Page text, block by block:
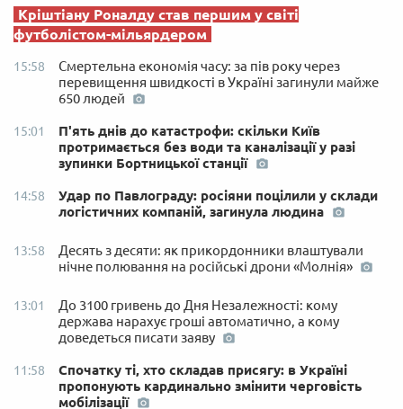
Кріштіану Роналду став першим у світі
футболістом-мільярдером
15:58
Смертельна економія часу: за пів року через
перевищення швидкості в Україні загинули майже
650 людей
15:01
П'ять днів до катастрофи: скільки Київ
протримається без води та каналізації у разі
зупинки Бортницької станції
14:58
Удар по Павлограду: росіяни поцілили у склади
логістичних компаній, загинула людина
13:58
Десять з десяти: як прикордонники влаштували
нічне полювання на російські дрони «Молнія»
13:01
До 3100 гривень до Дня Незалежності: кому
держава нарахує гроші автоматично, а кому
доведеться писати заяву
11:58
Спочатку ті, хто складав присягу: в Україні
пропонують кардинально змінити черговість
мобілізації